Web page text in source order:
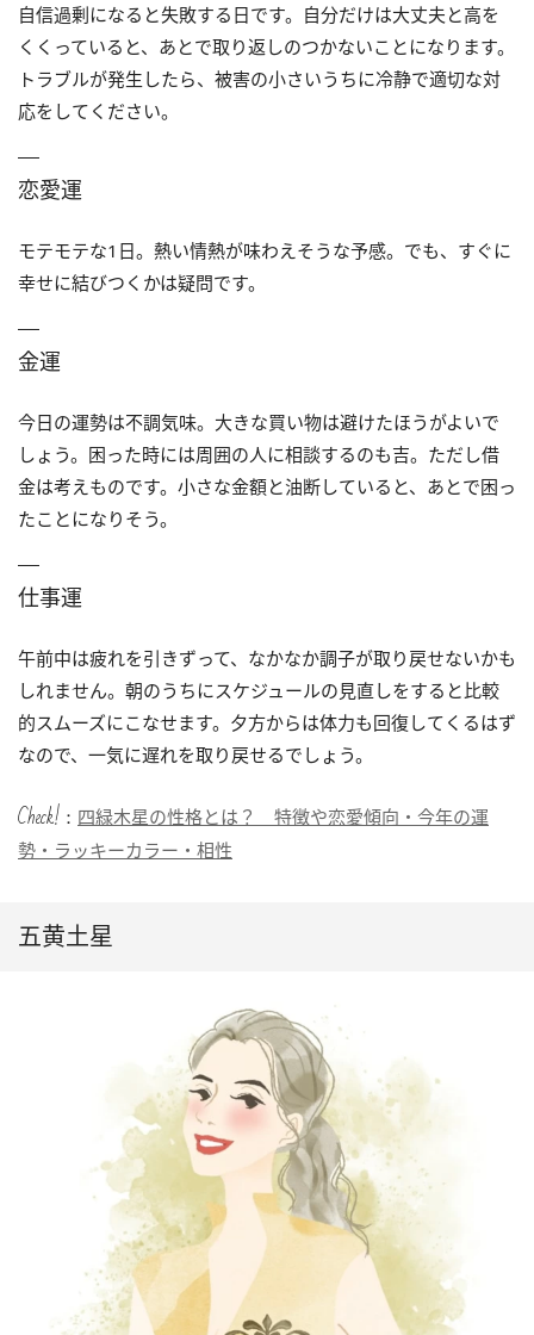
自信過剰になると失敗する日です。自分だけは大丈夫と高を
くくっていると、あとで取り返しのつかないことになります。
トラブルが発生したら、被害の小さいうちに冷静で適切な対
応をしてください。
恋愛運
モテモテな1日。熱い情熱が味わえそうな予感。でも、すぐに
幸せに結びつくかは疑問です。
金運
今日の運勢は不調気味。大きな買い物は避けたほうがよいで
しょう。困った時には周囲の人に相談するのも吉。ただし借
金は考えものです。小さな金額と油断していると、あとで困っ
たことになりそう。
仕事運
午前中は疲れを引きずって、なかなか調子が取り戻せないかも
しれません。朝のうちにスケジュールの見直しをすると比較
的スムーズにこなせます。夕方からは体力も回復してくるはず
なので、一気に遅れを取り戻せるでしょう。
Check!： 四緑木星の性格とは？ 特徴や恋愛傾向・今年の運
勢・ラッキーカラー・相性
五黄土星